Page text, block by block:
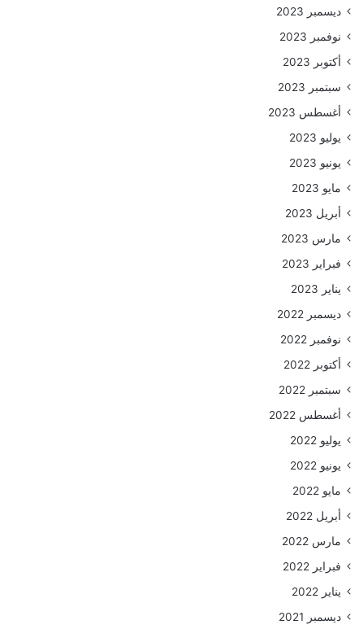
ديسمبر 2023
نوفمبر 2023
أكتوبر 2023
سبتمبر 2023
أغسطس 2023
يوليو 2023
يونيو 2023
مايو 2023
أبريل 2023
مارس 2023
فبراير 2023
يناير 2023
ديسمبر 2022
نوفمبر 2022
أكتوبر 2022
سبتمبر 2022
أغسطس 2022
يوليو 2022
يونيو 2022
مايو 2022
أبريل 2022
مارس 2022
فبراير 2022
يناير 2022
ديسمبر 2021